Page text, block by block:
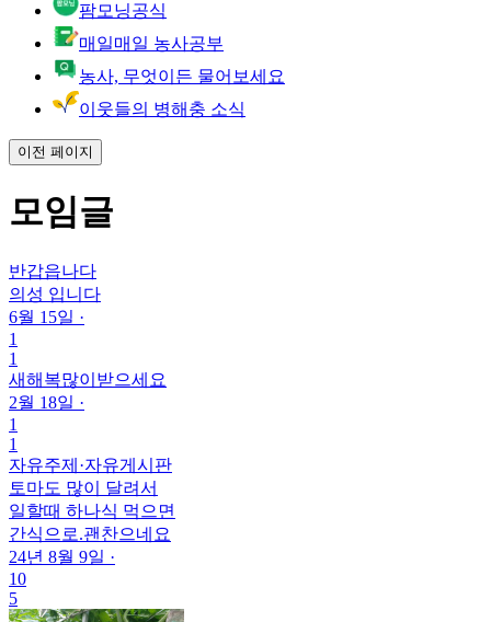
팜모닝공식
매일매일 농사공부
농사, 무엇이든 물어보세요
이웃들의 병해충 소식
이전 페이지
모임글
반갑읍나다
의성 입니다
6월 15일 ·
1
1
새해복많이받으세요
2월 18일 ·
1
1
자유주제 ·자유게시판
토마도 많이 달려서
일할때 하나식 먹으면
간식으로.괜찬으네요
24년 8월 9일 ·
10
5